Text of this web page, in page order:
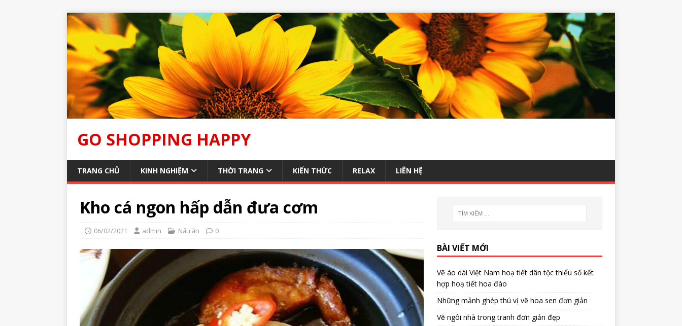
GO SHOPPING HAPPY
TRANG CHỦ KINH NGHIỆM THỜI TRANG KIẾN THỨC RELAX LIÊN HỆ
Kho cá ngon hấp dẫn đưa cơm
06/02/2021 admin Nấu ăn 0
BÀI VIẾT MỚI
Vẽ áo dài Việt Nam hoạ tiết dân tộc thiểu số kết
hợp hoạ tiết hoa đào
Những mảnh ghép thú vị vẽ hoa sen đơn giản
Vẽ ngôi nhà trong tranh đơn giản đẹp